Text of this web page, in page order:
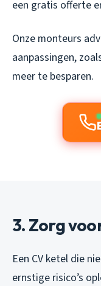
een gratis offerte
Onze monteurs
aanpassingen,
meer te besparen.
3. Zorg
Een CV ketel die
ernstige risico’s